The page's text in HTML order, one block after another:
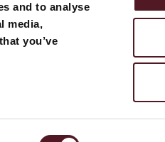
and to analyse
media,
you’ve
Gebäck
Nutzungsbedingungen